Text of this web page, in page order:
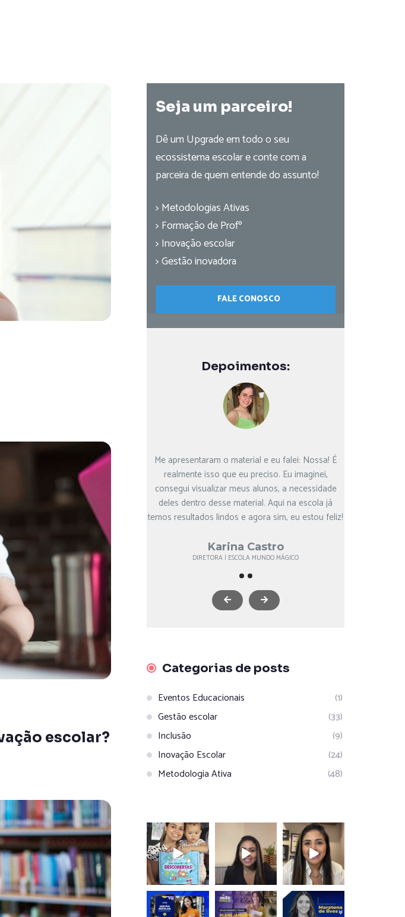
escolar?
Seja um parceiro!
Dê um Upgrade em todo o seu
ecossistema escolar e conte com a
parceira de quem entende do assunto!
> Metodologias Ativas
> Formação de Profº
> Inovação escolar
> Gestão inovadora
FALE CONOSCO
Depoimentos:
Me apresentaram o material e eu falei: Nossa! É
realmente isso que eu preciso. Eu imaginei,
consegui visualizar meus alunos, a necessidade
deles dentro desse material. Aqui na escola já
temos resultados lindos e agora sim, eu estou feliz!
Karina Castro
DIRETORA | ESCOLA MUNDO MÁGICO
Categorias de posts
Eventos Educacionais
(1)
Gestão escolar
(33)
Inclusão
(9)
Inovação Escolar
(24)
Metodologia Ativa
(48)